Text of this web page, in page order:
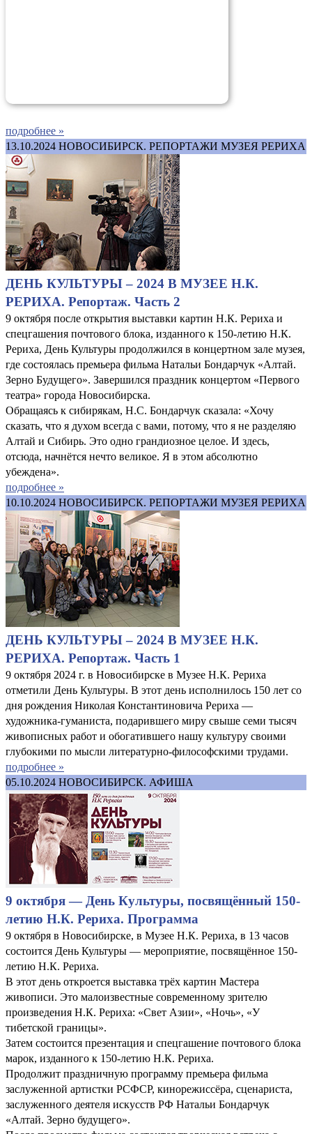
подробнее »
13.10.2024 НОВОСИБИРСК. РЕПОРТАЖИ МУЗЕЯ РЕРИХА
ДЕНЬ КУЛЬТУРЫ – 2024 В МУЗЕЕ Н.К.
РЕРИХА. Репортаж. Часть 2
9 октября после открытия выставки картин Н.К. Рериха и
спецгашения почтового блока, изданного к 150-летию Н.К.
Рериха, День Культуры продолжился в концертном зале музея,
где состоялась премьера фильма Натальи Бондарчук «Алтай.
Зерно Будущего». Завершился праздник концертом «Первого
театра» города Новосибирска.
Обращаясь к сибирякам, Н.С. Бондарчук сказала: «Хочу
сказать, что я духом всегда с вами, потому, что я не разделяю
Алтай и Сибирь. Это одно грандиозное целое. И здесь,
отсюда, начнётся нечто великое. Я в этом абсолютно
убеждена».
подробнее »
10.10.2024 НОВОСИБИРСК. РЕПОРТАЖИ МУЗЕЯ РЕРИХА
ДЕНЬ КУЛЬТУРЫ – 2024 В МУЗЕЕ Н.К.
РЕРИХА. Репортаж. Часть 1
9 октября 2024 г. в Новосибирске в Музее Н.К. Рериха
отметили День Культуры. В этот день исполнилось 150 лет со
дня рождения Николая Константиновича Рериха —
художника-гуманиста, подарившего миру свыше семи тысяч
живописных работ и обогатившего нашу культуру своими
глубокими по мысли литературно-философскими трудами.
подробнее »
05.10.2024 НОВОСИБИРСК. АФИША
9 октября — День Культуры, посвящённый 150-
летию Н.К. Рериха. Программа
9 октября в Новосибирске, в Музее Н.К. Рериха, в 13 часов
состоится День Культуры — мероприятие, посвящённое 150-
летию Н.К. Рериха.
В этот день откроется выставка трёх картин Мастера
живописи. Это малоизвестные современному зрителю
произведения Н.К. Рериха: «Свет Азии», «Ночь», «У
тибетской границы».
Затем состоится презентация и спецгашение почтового блока
марок, изданного к 150-летию Н.К. Рериха.
Продолжит праздничную программу премьера фильма
заслуженной артистки РСФСР, кинорежиссёра, сценариста,
заслуженного деятеля искусств РФ Натальи Бондарчук
«Алтай. Зерно будущего».